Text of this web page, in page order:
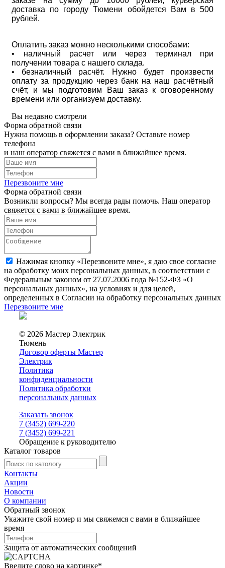
доставка по городу Тюмени обойдется Вам в 500
рублей.
Оплатить заказ можно несколькими способами:
• наличный расчет или через терминал при
получении товара с нашего склада.
• безналичный расчёт. Нужно будет произвести
оплату за продукцию через банк на наш расчётный
счёт, и мы подготовим Ваш заказ к оговоренному
времени или организуем доставку.
Вы недавно смотрели
Форма обратной связи
Нужна помощь в оформлении заказа? Оставьте номер
телефона
и наш оператор свяжется с вами в ближайшее время.
Перезвоните мне
Форма обратной связи
Возникли вопросы? Мы всегда рады помочь. Наш оператор
свяжется с вами в ближайшее время.
Нажимая кнопку «Перезвоните мне», я даю свое согласие
на обработку моих персональных данных, в соответствии с
Федеральным законом от 27.07.2006 года №152-ФЗ «О
персональных данных», на условиях и для целей,
определенных в Согласии на обработку персональных данных
Перезвоните мне
© 2026 Мастер Электрик
Тюмень
Договор оферты Мастер
Электрик
Политика
конфиденциальности
Политика обработки
персональных данных
Заказать звонок
7 (3452) 699-220
7 (3452) 699-221
Обращение к руководителю
Каталог товаров
Контакты
Акции
Новости
О компании
Обратный звонок
Укажите свой номер и мы свяжемся с вами в ближайшее
время
Защита от автоматических сообщений
Введите слово на картинке*